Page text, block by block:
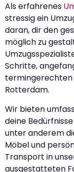
Als erfahrenes
stressig ein
daran, dir den
möglich zu
Schritte,
termingerechten
Rotterdam.
Wir bieten
deine
unter anderem
Möbel und
Transport in
ausgestatteten